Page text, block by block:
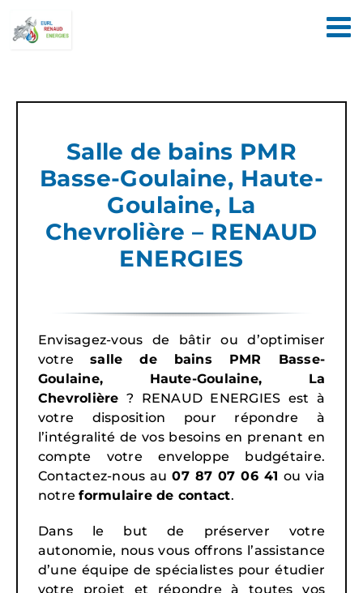
au
contenu
Salle de bains PMR
Basse-Goulaine, Haute-
Goulaine, La
Chevrolière – RENAUD
ENERGIES
Envisagez-vous de bâtir ou d’optimiser
votresalle de bains PMR Basse-
Goulaine, Haute-Goulaine, La
Chevrolière ? RENAUD ENERGIES est à
votre disposition pour répondre à
l’intégralité de vos besoins en prenant en
compte votre enveloppe budgétaire.
Contactez-nous au07 87 07 06 41 ou via
notreformulaire de contact.
Dans le but de préserver votre
autonomie, nous vous offrons l’assistance
d’une équipe de spécialistes pour étudier
votre projet et répondre à toutes vos